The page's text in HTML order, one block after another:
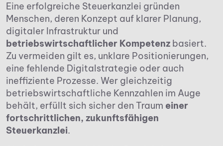
Eine erfolgreiche Steuerkanzlei gründen
Menschen, deren Konzept auf klarer Planung,
digitaler Infrastruktur und
betriebswirtschaftlicher Kompetenz basiert.
Zu vermeiden gilt es, unklare Positionierungen,
eine fehlende Digitalstrategie oder auch
ineffiziente Prozesse. Wer gleichzeitig
betriebswirtschaftliche Kennzahlen im Auge
behält, erfüllt sich sicher den Traum einer
fortschrittlichen, zukunftsfähigen
Steuerkanzlei.